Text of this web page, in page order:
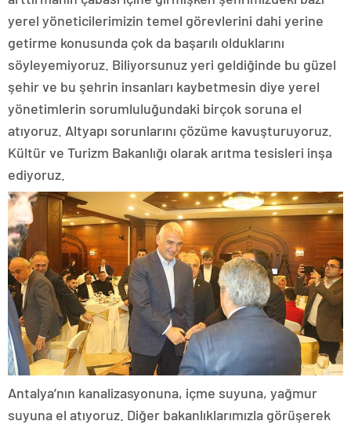
yerel yöneticilerimizin temel görevlerini dahi yerine
getirme konusunda çok da başarılı olduklarını
söyleyemiyoruz. Biliyorsunuz yeri geldiğinde bu güzel
şehir ve bu şehrin insanları kaybetmesin diye yerel
yönetimlerin sorumluluğundaki birçok soruna el
atıyoruz. Altyapı sorunlarını çözüme kavuşturuyoruz.
Kültür ve Turizm Bakanlığı olarak arıtma tesisleri inşa
ediyoruz.
Antalya’nın kanalizasyonuna, içme suyuna, yağmur
suyuna el atıyoruz. Diğer bakanlıklarımızla görüşerek